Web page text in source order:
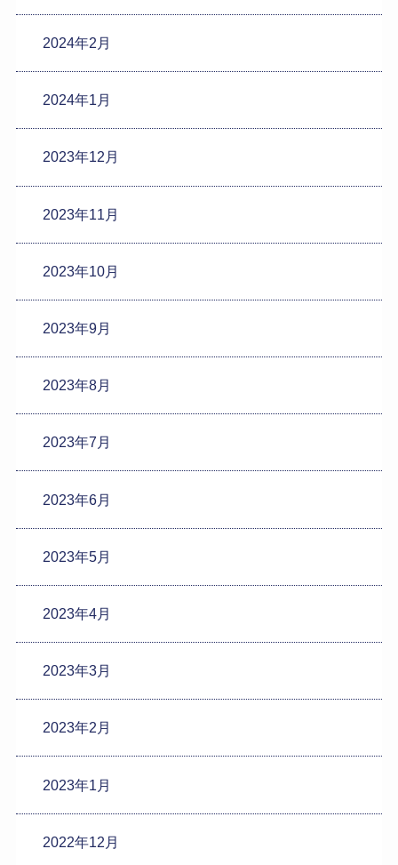
2024年2月
2024年1月
2023年12月
2023年11月
2023年10月
2023年9月
2023年8月
2023年7月
2023年6月
2023年5月
2023年4月
2023年3月
2023年2月
2023年1月
2022年12月